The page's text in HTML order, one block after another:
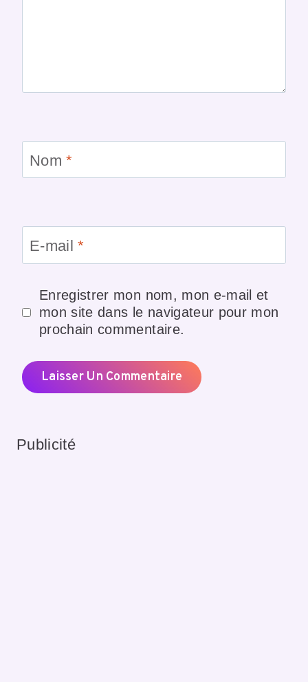
Nom*
E-mail*
Enregistrer mon nom, mon e-mail et
mon site dans le navigateur pour mon
prochain commentaire.
Publicité